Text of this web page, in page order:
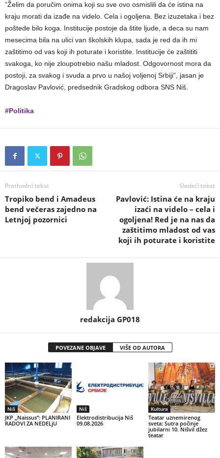
“Želim da poručim onima koji su sve ovo osmislili da će istina na
kraju morati da izađe na videlo. Cela i ogoljena. Bez izuzetaka i bez
poštede bilo koga. Institucije postoje da štite ljude, a deca su nam
mesecima bila na ulici van školskih klupa, sada je red da ih mi
zaštitimo od vas koji ih poturate i koristite. Institucije će zaštititi
svakoga, ko nije zloupotrebio našu mladost. Odgovornost mora da
postoji, za svakog i svuda a prvo u našoj voljenoj Srbiji”, jasan je
Dragoslav Pavlović, predsednik Gradskog odbora SNS Niš.
#Politika
Prethodni tekst
Tropiko bend i Amadeus
bend večeras zajedno na
Letnjoj pozornici
Sledeći tekst
Pavlović: Istina će na kraju
izaći na videlo – cela i
ogoljena! Red je na nas da
zaštitimo mladost od vas
koji ih poturate i koristite
redakcija GP018
POVEZANE OBJAVE VIŠE OD AUTORA
Niš
JKP „Naissus“: PLANIRANI
RADOVI ZA NEDELjU
Niš
Elektrodistribucija Niš
09.08.2026
Kultura
Teatar uznemirenog
sveta: Sutra počinje
jubilarni 10. Nišvil džez
teatar